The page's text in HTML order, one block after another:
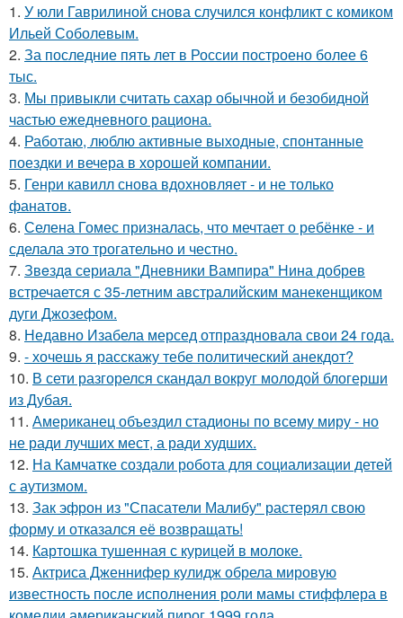
1. У юли Гаврилиной снова случился конфликт с комиком
Ильей Соболевым.
2. За последние пять лет в России построено более 6
тыс.
3. Мы привыкли считать сахар обычной и безобидной
частью ежедневного рациона.
4. Работаю, люблю активные выходные, спонтанные
поездки и вечера в хорошей компании.
5. Генри кавилл снова вдохновляет - и не только
фанатов.
6. Селена Гомес призналась, что мечтает о ребёнке - и
сделала это трогательно и честно.
7. Звeздa сериала "Дневники Вампира" Нина добрев
встречается с 35-летним австралийским манекенщиком
дуги Джозефом.
8. Недавно Изабела мерсед отпраздновала свои 24 года.
9. - хочешь я расскажу тебе политический анекдот?
10. В сети разгорелся скандал вокруг молодой блогерши
из Дубая.
11. Американец объездил стадионы по всему миру - но
не ради лучших мест, а ради худших.
12. На Камчатке создали робота для социализации детей
с аутизмом.
13. Зак эфрон из "Спасатели Малибу" растерял свою
форму и отказался её возвращать!
14. Картошка тушенная с курицей в молоке.
15. Актриса Дженнифер кулидж обрела мировую
известность после исполнения роли мамы стиффлера в